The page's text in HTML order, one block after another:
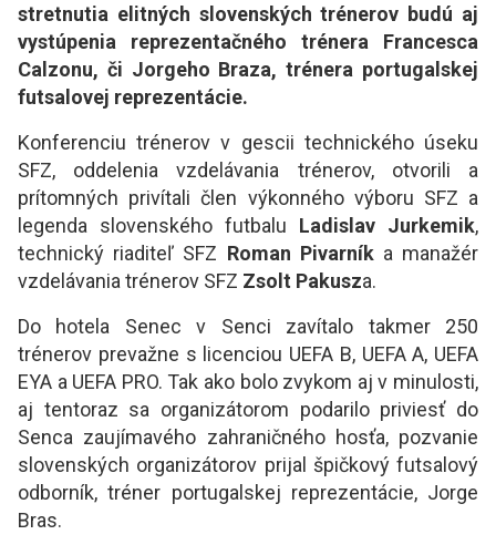
stretnutia elitných slovenských trénerov budú aj
vystúpenia reprezentačného trénera Francesca
Calzonu, či Jorgeho Braza, trénera portugalskej
futsalovej reprezentácie.
Konferenciu trénerov v gescii technického úseku
SFZ, oddelenia vzdelávania trénerov, otvorili a
prítomných privítali člen výkonného výboru SFZ a
legenda slovenského futbalu Ladislav Jurkemik,
technický riaditeľ SFZ Roman Pivarníka manažér
vzdelávania trénerov SFZ Zsolt Pakusza.
Do hotela Senec v Senci zavítalo takmer 250
trénerov prevažne s licenciou UEFA B, UEFA A, UEFA
EYA a UEFA PRO. Tak ako bolo zvykom aj v minulosti,
aj tentoraz sa organizátorom podarilo priviesť do
Senca zaujímavého zahraničného hosťa, pozvanie
slovenských organizátorov prijal špičkový futsalový
odborník, tréner portugalskej reprezentácie, Jorge
Bras.